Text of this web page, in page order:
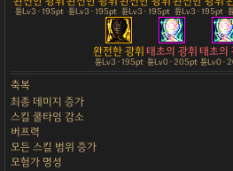
튠Lv3 · 195pt 튠Lv3 · 195pt 튠Lv3 · 195pt 튠Lv3 · 195pt
완전한 광휘
튠Lv3 · 195pt
태초의 광휘
튠Lv0 · 205pt
태초의
튠Lv0 ·
축복
최종 데미지 증가
스킬 쿨타임 감소
버프력
모든 스킬 범위 증가
모험가 명성